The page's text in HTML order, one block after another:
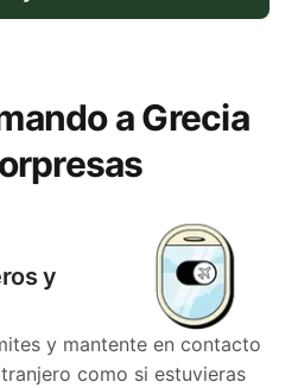
a Grecia
y
y mantente en contacto
como si estuvieras